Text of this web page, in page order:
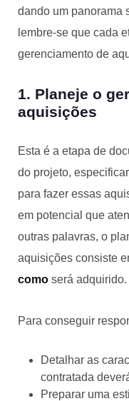
dando um panorama
lembre-se que cada
gerenciamento de
1. Planeje o
aquisições
Esta é a etapa de
do projeto,
para fazer essas
em potencial que
outras palavras, o
aquisições consiste
como será adquirido.
Para conseguir
Detalhar as
contratada
Preparar uma